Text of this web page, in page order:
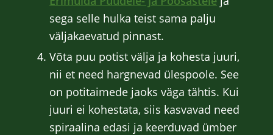
sega selle hulka teist sama palju
väljakaevatud pinnast.
Võta puu potist välja ja kohesta juuri,
nii et need hargnevad ülespoole. See
on potitaimede jaoks väga tähtis. Kui
juuri ei kohestata, siis kasvavad need
spiraalina edasi ja keerduvad ümber